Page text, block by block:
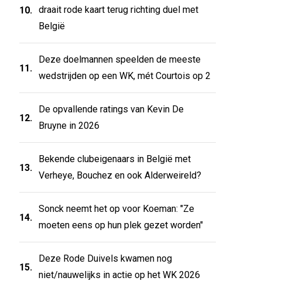
10.
draait rode kaart terug richting duel met
België
11.
Deze doelmannen speelden de meeste
wedstrijden op een WK, mét Courtois op 2
12.
De opvallende ratings van Kevin De
Bruyne in 2026
13.
Bekende clubeigenaars in België met
Verheye, Bouchez en ook Alderweireld?
14.
Sonck neemt het op voor Koeman: "Ze
moeten eens op hun plek gezet worden"
15.
Deze Rode Duivels kwamen nog
niet/nauwelijks in actie op het WK 2026